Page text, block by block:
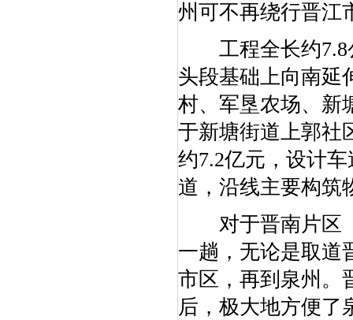
州可不再绕行晋江
工程全长约7.8
头段基础上向南延
村、军垦农场、新
于新塘街道上郭社
约7.2亿元，设计
道，沿线主要构筑
对于晋南片区（
一趟，无论是取道
市区，再到泉州。
后，极大地方便了